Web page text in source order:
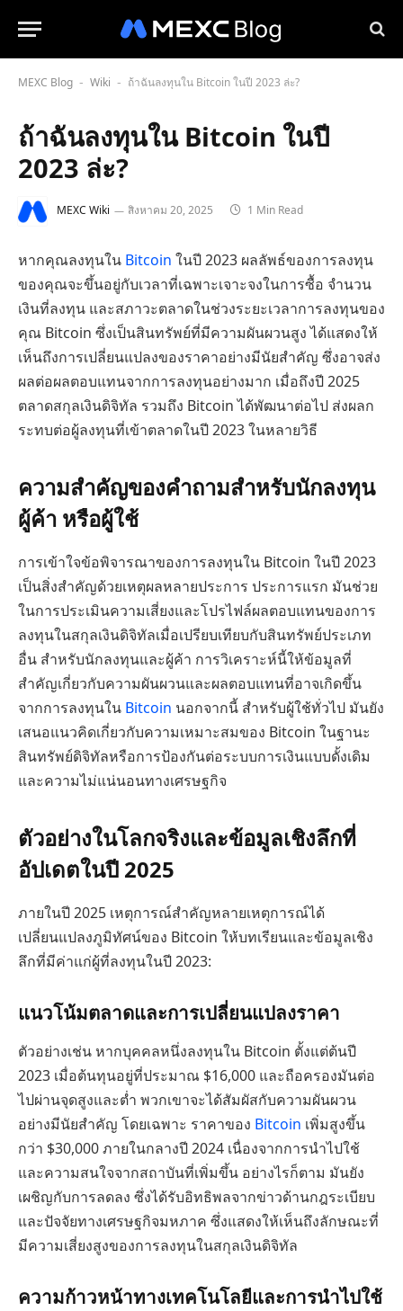
MEXC Blog - Wiki - ถ้าฉันลงทุนใน Bitcoin ในปี 2023 ล่ะ?
ถ้าฉันลงทุนใน Bitcoin ในปี
2023 ล่ะ?
MEXC Wiki สิงหาคม 20, 2025 1 Min Read
หากคุณลงทุนใน Bitcoin ในปี 2023 ผลลัพธ์ของการลงทุน
ของคุณจะขึ้นอยู่กับเวลาที่เฉพาะเจาะจงในการซื้อ จำนวน
เงินที่ลงทุน และสภาวะตลาดในช่วงระยะเวลาการลงทุนของ
คุณ Bitcoin ซึ่งเป็นสินทรัพย์ที่มีความผันผวนสูง ได้แสดงให้
เห็นถึงการเปลี่ยนแปลงของราคาอย่างมีนัยสำคัญ ซึ่งอาจส่ง
ผลต่อผลตอบแทนจากการลงทุนอย่างมาก เมื่อถึงปี 2025
ตลาดสกุลเงินดิจิทัล รวมถึง Bitcoin ได้พัฒนาต่อไป ส่งผลก
ระทบต่อผู้ลงทุนที่เข้าตลาดในปี 2023 ในหลายวิธี
ความสำคัญของคำถามสำหรับนักลงทุน
ผู้ค้า หรือผู้ใช้
การเข้าใจข้อพิจารณาของการลงทุนใน Bitcoin ในปี 2023
เป็นสิ่งสำคัญด้วยเหตุผลหลายประการ ประการแรก มันช่วย
ในการประเมินความเสี่ยงและโปรไฟล์ผลตอบแทนของการ
ลงทุนในสกุลเงินดิจิทัลเมื่อเปรียบเทียบกับสินทรัพย์ประเภท
อื่น สำหรับนักลงทุนและผู้ค้า การวิเคราะห์นี้ให้ข้อมูลที่
สำคัญเกี่ยวกับความผันผวนและผลตอบแทนที่อาจเกิดขึ้น
จากการลงทุนใน Bitcoin นอกจากนี้ สำหรับผู้ใช้ทั่วไป มันยัง
เสนอแนวคิดเกี่ยวกับความเหมาะสมของ Bitcoin ในฐานะ
สินทรัพย์ดิจิทัลหรือการป้องกันต่อระบบการเงินแบบดั้งเดิม
และความไม่แน่นอนทางเศรษฐกิจ
ตัวอย่างในโลกจริงและข้อมูลเชิงลึกที่
อัปเดตในปี 2025
ภายในปี 2025 เหตุการณ์สำคัญหลายเหตุการณ์ได้
เปลี่ยนแปลงภูมิทัศน์ของ Bitcoin ให้บทเรียนและข้อมูลเชิง
ลึกที่มีค่าแก่ผู้ที่ลงทุนในปี 2023:
แนวโน้มตลาดและการเปลี่ยนแปลงราคา
ตัวอย่างเช่น หากบุคคลหนึ่งลงทุนใน Bitcoin ตั้งแต่ต้นปี
2023 เมื่อต้นทุนอยู่ที่ประมาณ $16,000 และถือครองมันต่อ
ไปผ่านจุดสูงและต่ำ พวกเขาจะได้สัมผัสกับความผันผวน
อย่างมีนัยสำคัญ โดยเฉพาะ ราคาของ Bitcoin เพิ่มสูงขึ้น
กว่า $30,000 ภายในกลางปี 2024 เนื่องจากการนำไปใช้
และความสนใจจากสถาบันที่เพิ่มขึ้น อย่างไรก็ตาม มันยัง
เผชิญกับการลดลง ซึ่งได้รับอิทธิพลจากข่าวด้านกฎระเบียบ
และปัจจัยทางเศรษฐกิจมหภาค ซึ่งแสดงให้เห็นถึงลักษณะที่
มีความเสี่ยงสูงของการลงทุนในสกุลเงินดิจิทัล
ความก้าวหน้าทางเทคโนโลยีและการนำไปใช้